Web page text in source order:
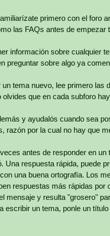
primero con el foro
las FAQs antes de empezar
información sobre cualquier
preguntar sobre algo ya
tema nuevo, lee primero las
olvides que en cada subforo
y ayudalós cuando sea
razón por la cual no hay que
antes de responder en
Una respuesta rápida, puede
una buena ortografía. Los
respuestas más rápidas
mensaje y resulta "grosero"
escribir un tema, ponle un